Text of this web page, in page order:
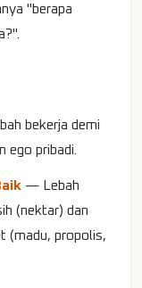
"berapa
bekerja demi
ego pribadi.
— Lebah
(nektar) dan
(madu, propolis,